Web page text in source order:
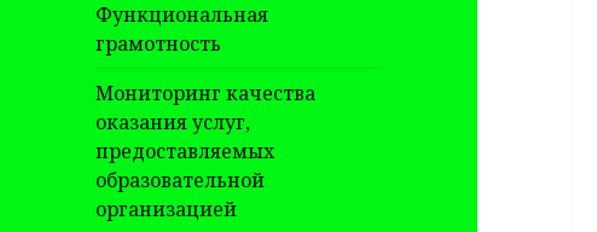
Функциональная
грамотность
Мониторинг качества
оказания услуг,
предоставляемых
образовательной
организацией